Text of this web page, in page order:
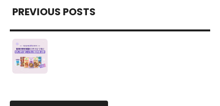
PREVIOUS POSTS